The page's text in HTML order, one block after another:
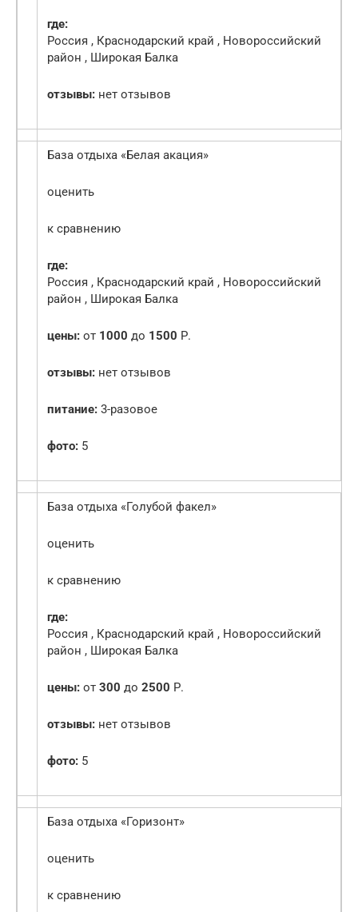
где:
Россия , Краснодарский край , Новороссийский
район , Широкая Балка
отзывы: нет отзывов
База отдыха «Белая акация»
оценить
к сравнению
где:
Россия , Краснодарский край , Новороссийский
район , Широкая Балка
цены: от 1000 до 1500 Р.
отзывы: нет отзывов
питание: 3-разовое
фото: 5
База отдыха «Голубой факел»
оценить
к сравнению
где:
Россия , Краснодарский край , Новороссийский
район , Широкая Балка
цены: от 300 до 2500 Р.
отзывы: нет отзывов
фото: 5
База отдыха «Горизонт»
оценить
к сравнению